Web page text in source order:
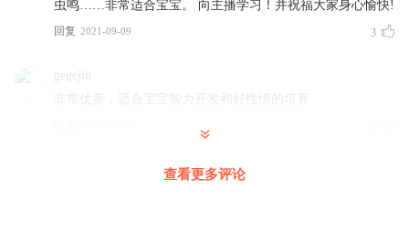
虫鸣……非常适合宝宝。 向主播学习！并祝福大家身心愉快!
回复 2021-09-09 3
gegejin
非常优美，适合宝宝智力开发和好性情的培养
查看更多评论